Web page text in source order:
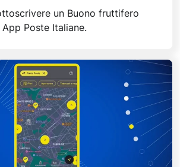
un Buono fruttifero
Poste Italiane.